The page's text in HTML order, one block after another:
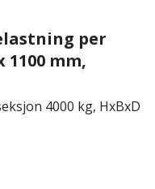
per
1100 mm,
4000 kg, HxBxD